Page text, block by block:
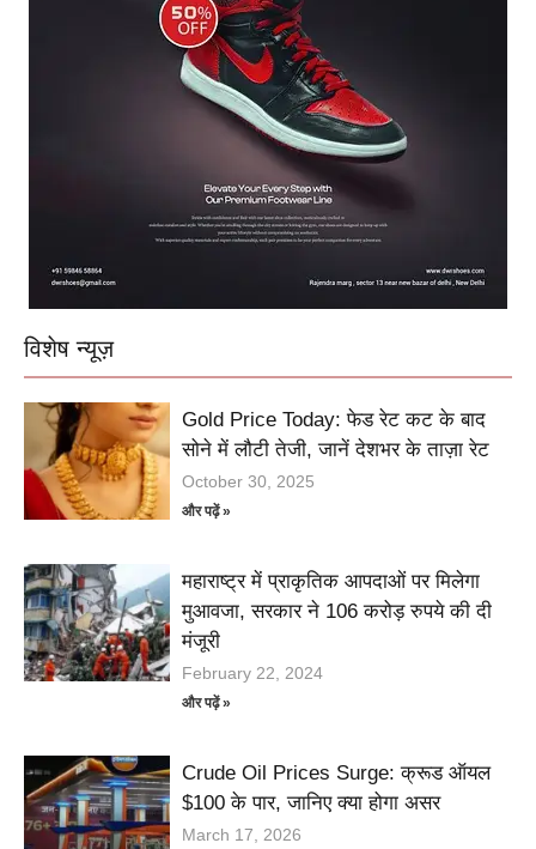
विशेष न्यूज़
Gold Price Today: फेड रेट कट के बाद
सोने में लौटी तेजी, जानें देशभर के ताज़ा रेट
October 30, 2025
और पढ़ें »
महाराष्ट्र में प्राकृतिक आपदाओं पर मिलेगा
मुआवजा, सरकार ने 106 करोड़ रुपये की दी
मंजूरी
February 22, 2024
और पढ़ें »
Crude Oil Prices Surge: क्रूड ऑयल
$100 के पार, जानिए क्या होगा असर
March 17, 2026